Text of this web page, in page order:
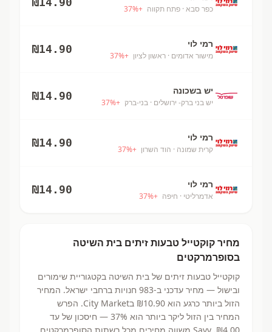
כפר סבא · פתח תקווה +
37%
רמי לוי
מישור אדומים · ראשון לציון +
37%
₪14.90
יש בשכונה
יש בני ברק- ירושלים · בני-ברק +
37%
₪14.90
רמי לוי
קרית שמונה · הוד השרון +
37%
₪14.90
רמי לוי
אדמרליטי · חיפה +
37%
₪14.90
מחיר קוקטייל טבעות זיתים בית השיטה
בסופרמרקטים
קוקטייל טבעות זיתים של בית השיטה בקטגוריית שימורים
ובישול — מחיר עדכני ב-983 חנויות ברחבי ישראל. המחיר
הזול ביותר כרגע הוא ₪10.90
בCity Market.
הפרש
המחיר בין הזול ליקר ביותר הוא 37% — חיסכון של עד